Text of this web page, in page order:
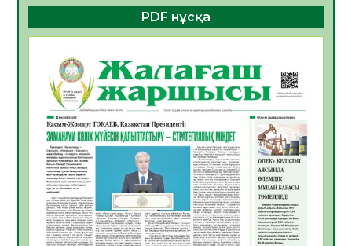
Инфекциялық ауруларға қарсы иммундау
жұмыстарының тиімділігі
06.08.2026
Көкжөтел ауруы туралы
06.08.2026
23
АПВ вакцинасы туралы мәлімет
06.08.2026
24
Open Air: Қызылорда облысы полиция
департаменті 20 мыңнан астам
көрерменнің қауіпсіздігін қамтамасыз етті
PDF нұсқа